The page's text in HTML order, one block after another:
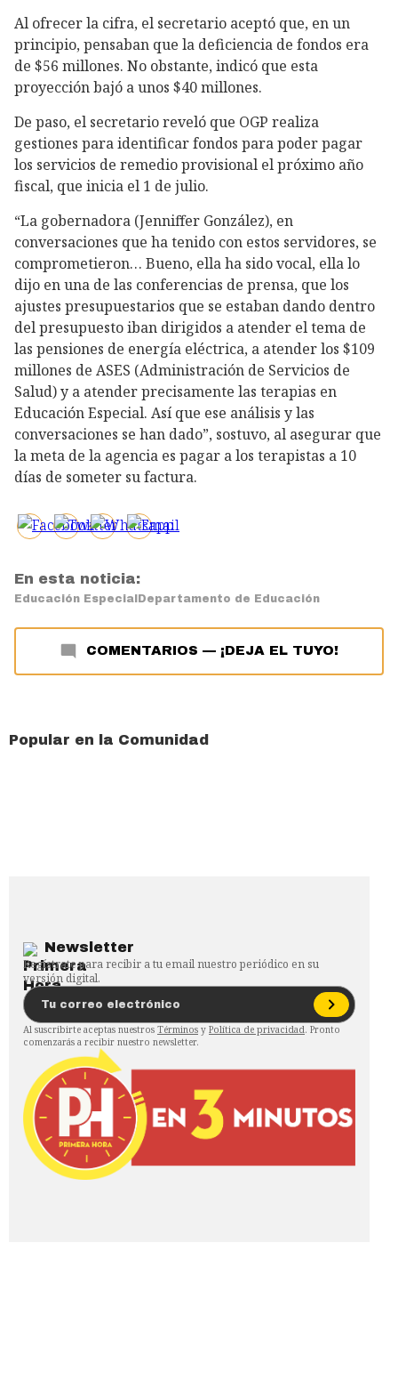
Al ofrecer la cifra, el secretario aceptó que, en un
principio, pensaban que la deficiencia de fondos era
de $56 millones. No obstante, indicó que esta
proyección bajó a unos $40 millones.
De paso, el secretario reveló que OGP realiza
gestiones para identificar fondos para poder pagar
los servicios de remedio provisional el próximo año
fiscal, que inicia el 1 de julio.
“La gobernadora (Jenniffer González), en
conversaciones que ha tenido con estos servidores, se
comprometieron… Bueno, ella ha sido vocal, ella lo
dijo en una de las conferencias de prensa, que los
ajustes presupuestarios que se estaban dando dentro
del presupuesto iban dirigidos a atender el tema de
las pensiones de energía eléctrica, a atender los $109
millones de ASES (Administración de Servicios de
Salud) y a atender precisamente las terapias en
Educación Especial. Así que ese análisis y las
conversaciones se han dado”, sostuvo, al asegurar que
la meta de la agencia es pagar a los terapistas a 10
días de someter su factura.
En esta noticia:
Educación EspecialDepartamento de Educación
COMENTARIOS — ¡DEJA EL TUYO!
Popular en la Comunidad
Newsletter
Regístrate para recibir a tu email nuestro periódico en su
versión digital.
Al suscribirte aceptas nuestros Términos y Política de privacidad. Pronto
comenzarás a recibir nuestro newsletter.